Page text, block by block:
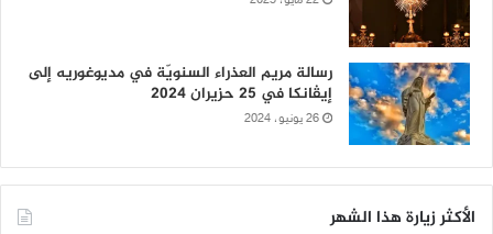
رسالة مريم العذراء السنويّة في مديوغوريه إلى
إيڤانكا في 25 حزيران 2024
26 يونيو، 2024
الأكثر زيارة هذا الشهر